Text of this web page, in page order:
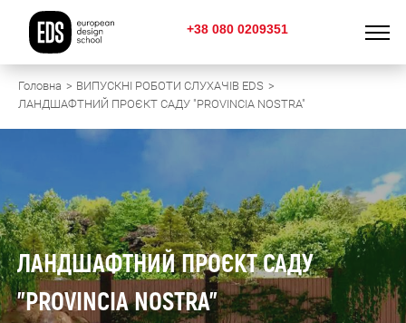
+38 080 0209351
Головна
ВИПУСКНІ РОБОТИ СЛУХАЧІВ EDS
ЛАНДШАФТНИЙ ПРОЄКТ САДУ "PROVINCIA NOSTRA"
ЛАНДШАФТНИЙ ПРОЄКТ САДУ
"PROVINCIA NOSTRA"